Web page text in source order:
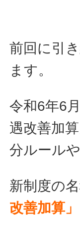
前回に引
ます。
令和6年6
遇改善加
分ルール
新制度の
改善加算」